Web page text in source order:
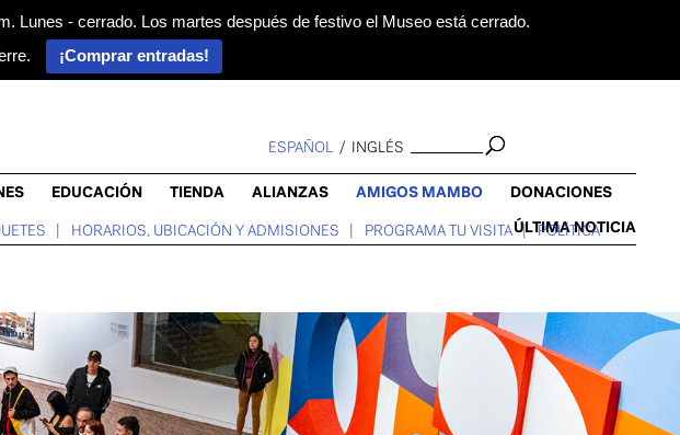
Lunes - cerrado. Los martes después de festivo el Museo está cerrado.
¡Comprar entradas!
ESPAÑOL INGLÉS
HORARIOS, UBICACIÓN Y ADMISIONES PROGRAMA TU VISITA POLÍTICA
EDUCACIÓN TIENDA ALIANZAS AMIGOS MAMBO
DONACIONES
ÚLTIMA NOTICIA